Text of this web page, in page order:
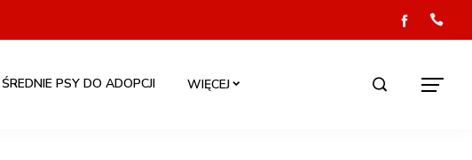
ŚREDNIE PSY DO ADOPCJI WIĘCEJ